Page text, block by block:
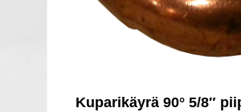
Kuparikäyrä 90° 5/8″